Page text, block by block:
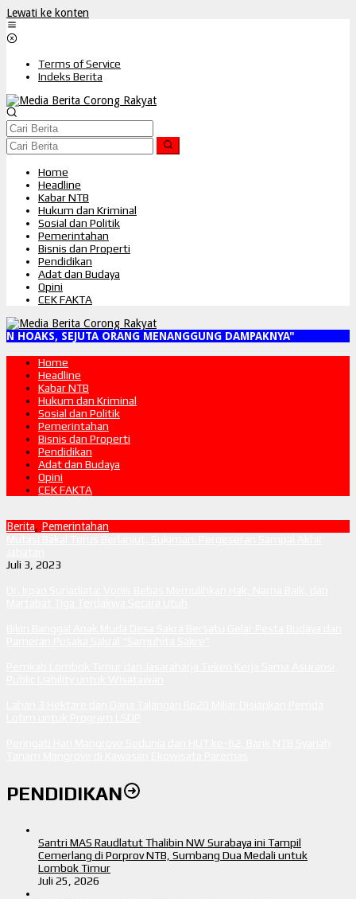
Lewati ke konten
Terms of Service
Indeks Berita
Home
Headline
Kabar NTB
Hukum dan Kriminal
Sosial dan Politik
Pemerintahan
Bisnis dan Properti
Pendidikan
Adat dan Budaya
Opini
CEK FAKTA
SEJUTA ORANG MENANGGUNG DAMPAKNYA"
Home
Headline
Kabar NTB
Hukum dan Kriminal
Sosial dan Politik
Pemerintahan
Bisnis dan Properti
Pendidikan
Adat dan Budaya
Opini
CEK FAKTA
Berita, Pemerintahan
Juli 3, 2023
PENDIDIKAN
Santri MAS Raudlatut Thalibin NW Surabaya ini Tampil
Cemerlang di Porprov NTB, Sumbang Dua Medali untuk
Lombok Timur
Juli 25, 2026